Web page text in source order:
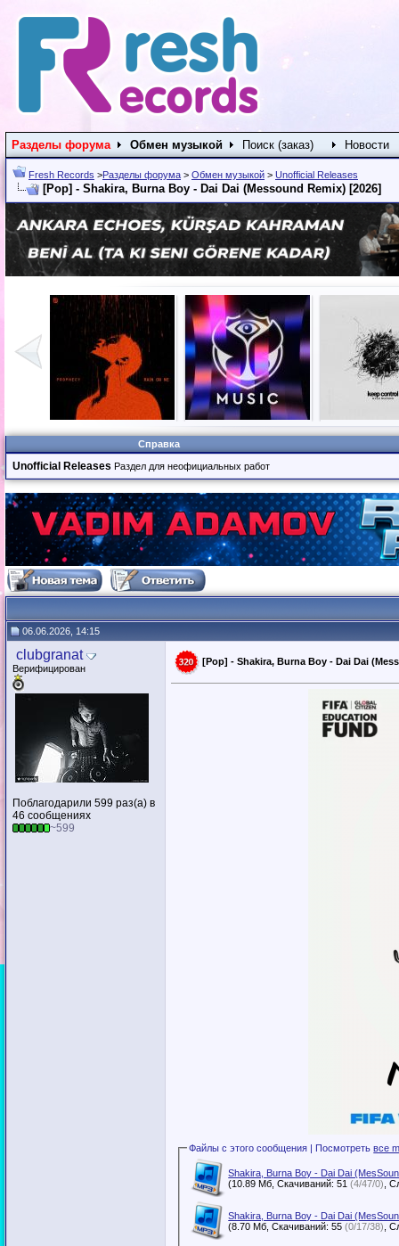
Разделы форума Обмен музыкой Поиск (заказ) Новости
Fresh Records >Разделы форума > Обмен музыкой > Unofficial Releases
[Pop] - Shakira, Burna Boy - Dai Dai (Messound Remix) [2026]
Справка
Unofficial Releases Раздел для неофициальных работ
06.06.2026, 14:15
clubgranat
Верифицирован
Поблагодарили 599 раз(а) в
46 сообщениях
~599
[Pop] - Shakira, Burna Boy - Dai Dai
Файлы с этого сообщения | Посмотретьвсе
Shakira, Burna Boy - Dai Dai
(10.89 Мб, Скачиваний: 51(4/47/0)
Shakira, Burna Boy - Dai Dai
(8.70 Мб, Скачиваний: 55(0/17/38)